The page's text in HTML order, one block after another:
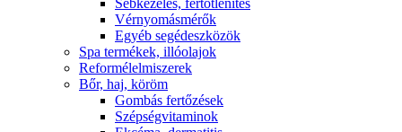
Sebkezelés, fertőtlenítés
Vérnyomásmérők
Egyéb segédeszközök
Spa termékek, illóolajok
Reformélelmiszerek
Bőr, haj, köröm
Gombás fertőzések
Szépségvitaminok